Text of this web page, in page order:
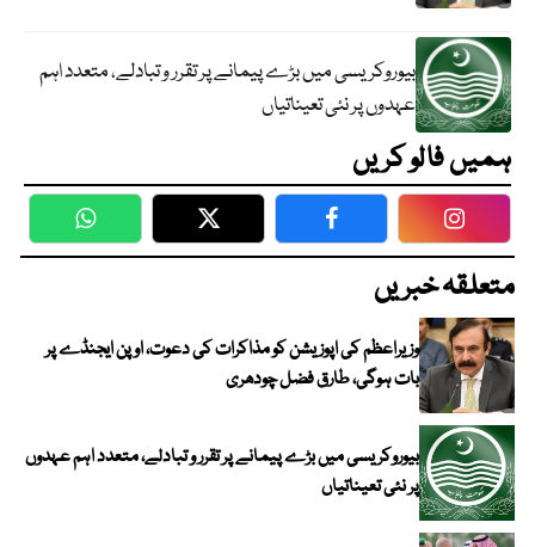
بیوروکریسی میں بڑے پیمانے پر تقرر و تبادلے، متعدد اہم
عہدوں پر نئی تعیناتیاں
ہمیں فالو کریں
WhatsApp Twitter Facebook
متعلقہ خبریں
وزیراعظم کی اپوزیشن کو مذاکرات کی دعوت، اوپن ایجنڈے پر
بات ہوگی، طارق فضل چودھری
بیوروکریسی میں بڑے پیمانے پر تقرر و تبادلے، متعدد اہم عہدوں
پر نئی تعیناتیاں